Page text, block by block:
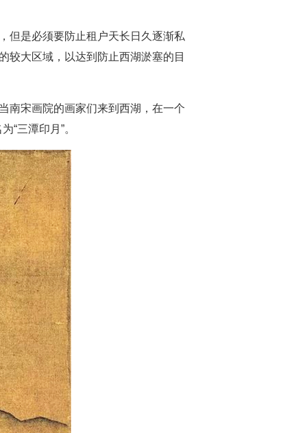
但是必须要防止租户天长日久逐渐私
较大区域，以达到防止西湖淤塞的目
南宋画院的画家们来到西湖，在一个
“三潭印月”。